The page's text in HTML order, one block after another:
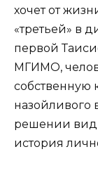
хочет от
«третьей» в
первой
МГИМО,
собственную
назойливого
решении
история